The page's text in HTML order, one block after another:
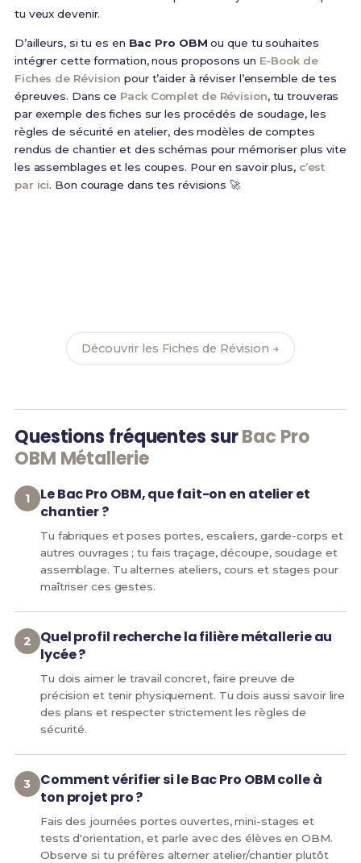
tu veux devenir.
D’ailleurs, si tu es en Bac Pro OBM ou que tu souhaites
intégrer cette formation, nous proposons un E-Book de
Fiches de Révision pour t’aider à réviser l’ensemble de tes
épreuves. Dans ce Pack Complet de Révision, tu trouveras
par exemple des fiches sur les procédés de soudage, les
règles de sécurité en atelier, des modèles de comptes
rendus de chantier et des schémas pour mémoriser plus vite
les assemblages et les coupes. Pour en savoir plus, c’est
par ici. Bon courage dans tes révisions 🚀
Découvrir les Fiches de Révision →
Questions fréquentes surBac Pro
OBM Métallerie
Le Bac Pro OBM, que fait-on en atelier et
chantier ?
Tu fabriques et poses portes, escaliers, garde-corps et
autres ouvrages ; tu fais traçage, découpe, soudage et
assemblage. Tu alternes ateliers, cours et stages pour
maîtriser ces gestes.
Quel profil recherche la filière métallerie au
lycée ?
Tu dois aimer le travail concret, faire preuve de
précision et tenir physiquement. Tu dois aussi savoir lire
des plans et respecter strictement les règles de
sécurité.
Comment vérifier si le Bac Pro OBM colle à
ton projet pro ?
Fais des journées portes ouvertes, mini-stages et
tests d'orientation, et parle avec des élèves en OBM.
Observe si tu préfères alterner atelier/chantier plutôt